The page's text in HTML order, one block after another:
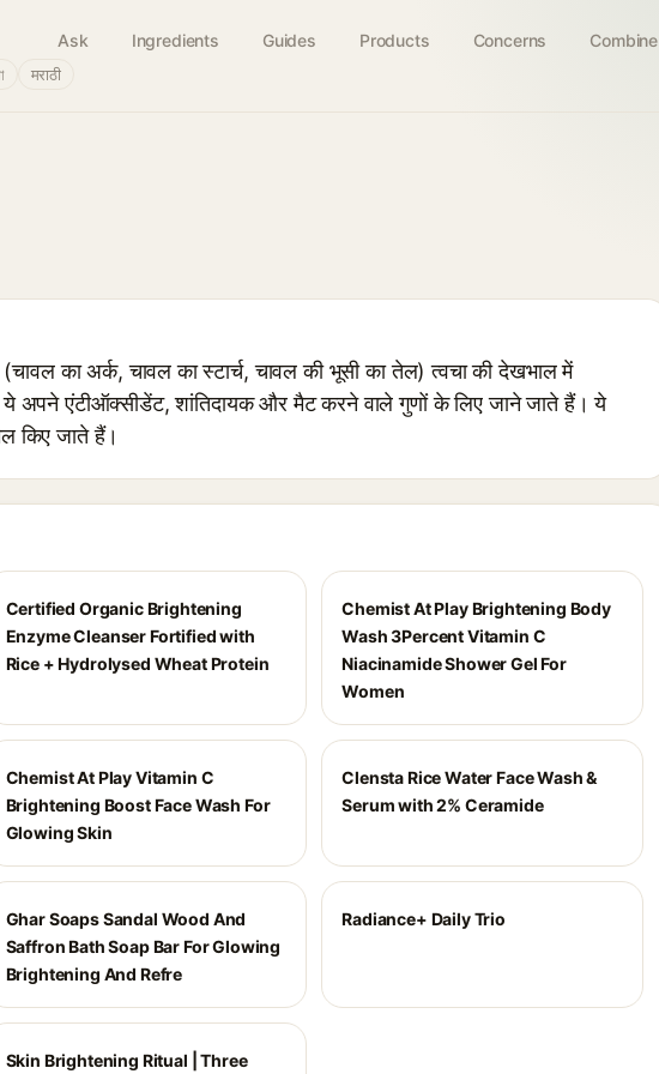
Ask Ingredients Guides Products Concerns Combine
मराठी
का अर्क, चावल का स्टार्च, चावल की भूसी का तेल) त्वचा की देखभाल में
ये अपने एंटीऑक्सीडेंट, शांतिदायक और मैट करने वाले गुणों के लिए जाने जाते हैं। ये
किए जाते हैं।
Certified Organic Brightening
Enzyme Cleanser Fortified with
Rice + Hydrolysed Wheat Protein
Chemist At Play Brightening Body
Wash 3Percent Vitamin C
Niacinamide Shower Gel For
Women
Chemist At Play Vitamin C
Brightening Boost Face Wash For
Glowing Skin
Clensta Rice Water Face Wash &
Serum with 2% Ceramide
Ghar Soaps Sandal Wood And
Saffron Bath Soap Bar For Glowing
Brightening And Refre
Radiance+ Daily Trio
Skin Brightening Ritual | Three